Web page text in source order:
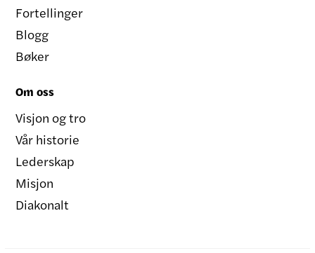
Fortellinger
Blogg
Bøker
Om oss
Visjon og tro
Vår historie
Lederskap
Misjon
Diakonalt